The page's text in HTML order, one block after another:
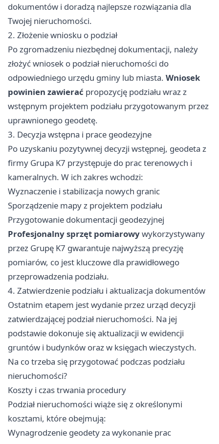
dokumentów i doradzą najlepsze rozwiązania dla
Twojej nieruchomości.
2. Złożenie wniosku o podział
Po zgromadzeniu niezbędnej dokumentacji, należy
złożyć wniosek o podział nieruchomości do
odpowiedniego urzędu gminy lub miasta. Wniosek
powinien zawierać propozycję podziału wraz z
wstępnym projektem podziału przygotowanym przez
uprawnionego geodetę.
3. Decyzja wstępna i prace geodezyjne
Po uzyskaniu pozytywnej decyzji wstępnej, geodeta z
firmy Grupa K7 przystępuje do prac terenowych i
kameralnych. W ich zakres wchodzi:
Wyznaczenie i stabilizacja nowych granic
Sporządzenie mapy z projektem podziału
Przygotowanie dokumentacji geodezyjnej
Profesjonalny sprzęt pomiarowywykorzystywany
przez Grupę K7 gwarantuje najwyższą precyzję
pomiarów, co jest kluczowe dla prawidłowego
przeprowadzenia podziału.
4. Zatwierdzenie podziału i aktualizacja dokumentów
Ostatnim etapem jest wydanie przez urząd decyzji
zatwierdzającej podział nieruchomości. Na jej
podstawie dokonuje się aktualizacji w ewidencji
gruntów i budynków oraz w księgach wieczystych.
Na co trzeba się przygotować podczas podziału
nieruchomości?
Koszty i czas trwania procedury
Podział nieruchomości wiąże się z określonymi
kosztami, które obejmują:
Wynagrodzenie geodety za wykonanie prac